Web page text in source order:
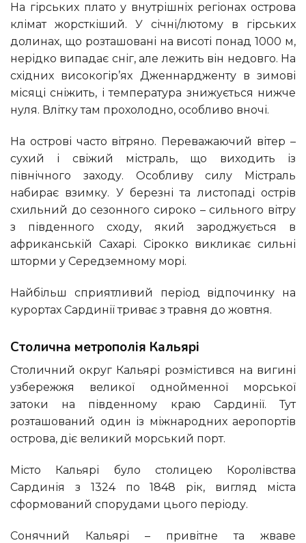
На гірських плато у внутрішніх регіонах острова
клімат жорсткіший. У січні/лютому в гірських
долинах, що розташовані на висоті понад 1000 м,
нерідко випадає сніг, але лежить він недовго. На
східних високогір’ях Дженнардженту в зимові
місяці сніжить, і температура знижується нижче
нуля. Влітку там прохолодно, особливо вночі.
На острові часто вітряно. Переважаючий вітер –
сухий і свіжий містраль, що виходить із
північного заходу. Особливу силу Містраль
набирає взимку. У березні та листопаді острів
схильний до сезонного сироко – сильного вітру
з південного сходу, який зароджується в
африканській Сахарі. Сірокко викликає сильні
шторми у Середземному морі.
Найбільш сприятливий період відпочинку на
курортах Сардинії триває з травня до жовтня.
Столична метрополія Кальярі
Столичний округ Кальярі розмістився на вигині
узбережжя великої однойменної морської
затоки на південному краю Сардинії. Тут
розташований один із міжнародних аеропортів
острова, діє великий морський порт.
Місто Кальярі було столицею Королівства
Сардинія з 1324 по 1848 рік, вигляд міста
сформований спорудами цього періоду.
Сонячний Кальярі – привітне та жваве